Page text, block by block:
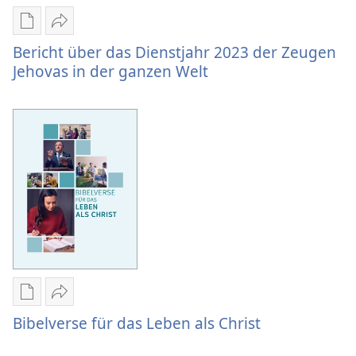
ganzen
Welt
Downloadoptionen
für
Veröffentlichungen
über
das
Dienstjahr
2023
der
Zeugen
Jehovas
in
der
ganzen
Welt
Teilen
Bericht
über
Dienstjahr
2023
der
Zeugen
Jehovas
der
ganzen
Welt
Bericht über das Dienstjahr 2023 der Zeugen
Jehovas in der ganzen Welt
Downloadoptionen
für
Teilen
Bibelverse
Bibelverse für das Leben als Christ